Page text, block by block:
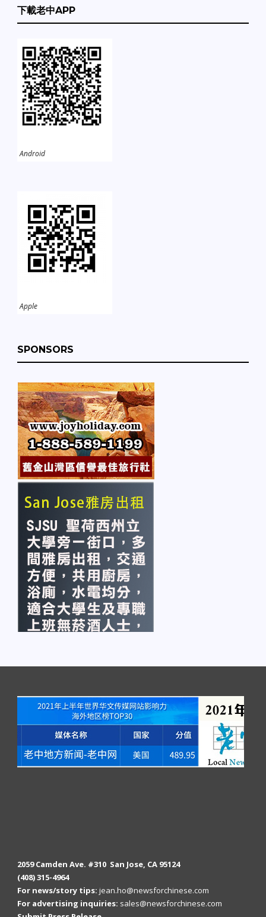
下載老中APP
Android
Apple
SPONSORS
2059 Camden Ave. #310 San Jose, CA 95124
(408) 315-4964
For news/story tips: jean.ho@newsforchinese.com
For advertising inquiries: sales@newsforchinese.com